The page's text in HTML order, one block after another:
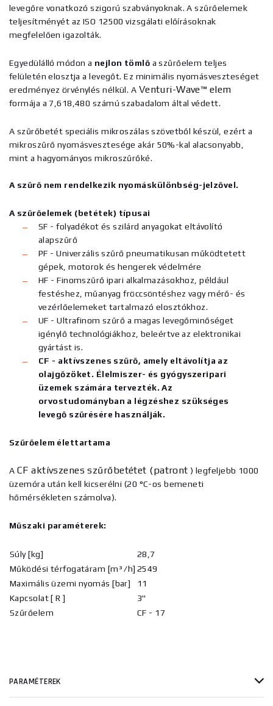
levegőre vonatkozó szigorú szabványoknak. A szűrőelemek
teljesítményét az ISO 12500 vizsgálati előírásoknak
megfelelően igazolták.
Egyedülálló módon a nejlon tömlő a szűrőelem teljes
felületén elosztja a levegőt. Ez minimális nyomásveszteséget
eredményez örvénylés nélkül. A Venturi-Wave™ elem
formája a 7,618,480 számú szabadalom által védett.
A szűrőbetét speciális mikroszálas szövetből készül, ezért a
mikroszűrő nyomásvesztesége akár 50%-kal alacsonyabb,
mint a hagyományos mikroszűrőké.
A szűrő nem rendelkezik nyomáskülönbség-jelzővel.
A szűrőelemek (betétek) típusai
SF - folyadékot és szilárd anyagokat eltávolító
alapszűrő
PF - Univerzális szűrő pneumatikusan működtetett
gépek, motorok és hengerek védelmére
HF - Finomszűrő ipari alkalmazásokhoz, például
festéshez, műanyag fröccsöntéshez vagy mérő- és
vezérlőelemeket tartalmazó elosztókhoz.
UF - Ultrafinom szűrő a magas levegőminőséget
igénylő technológiákhoz, beleértve az elektronikai
gyártást is.
CF - aktívszenes szűrő, amely eltávolítja az
olajgőzöket. Élelmiszer- és gyógyszeripari
üzemek számára tervezték. Az
orvostudományban a légzéshez szükséges
levegő szűrésére használják.
Szűrőelem élettartama
A CF aktívszenes szűrőbetétet (patront ) legfeljebb 1000
üzemóra után kell kicserélni (20 °C-os bemeneti
hőmérsékleten számolva).
Műszaki paraméterek:
Súly [kg]
28,7
Működési térfogatáram [m³ /h] 2549
Maximális üzemi nyomás [bar]
11
Kapcsolat [ R ]
3"
Szűrőelem
CF - 17
PARAMÉTEREK